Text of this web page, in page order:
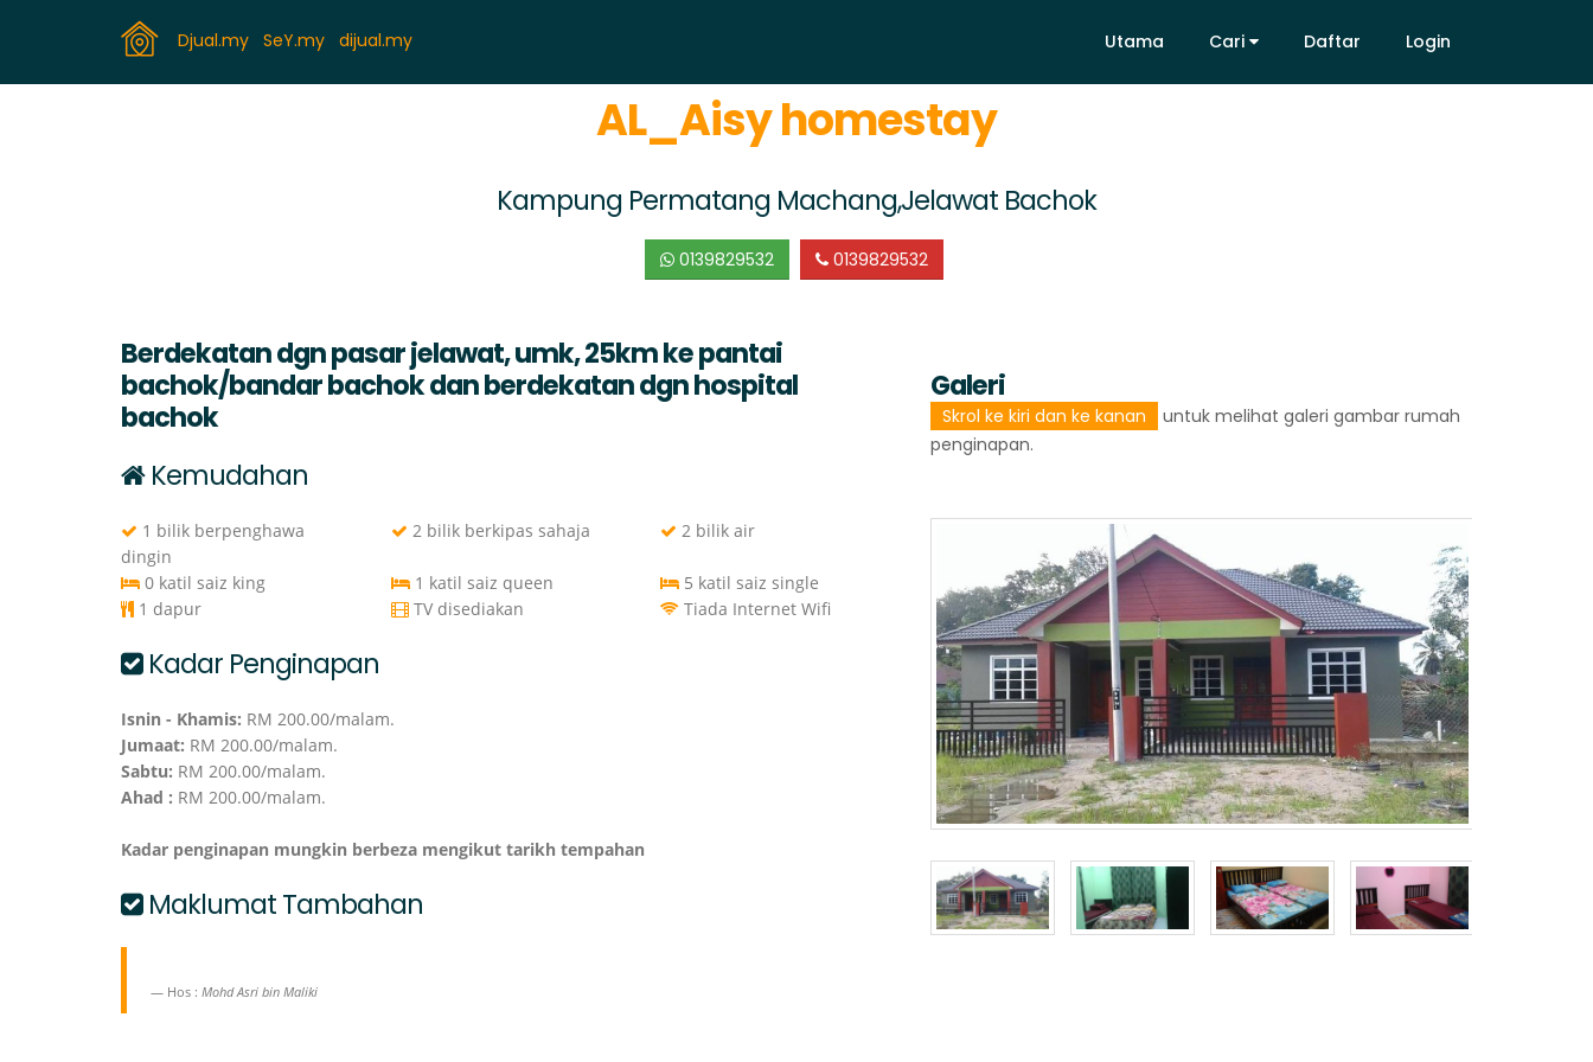
Djual.my SeY.my dijual.my Utama Cari Daftar Login
AL_Aisy homestay
Kampung Permatang Machang,Jelawat Bachok
0139829532 0139829532
Berdekatan dgn pasar jelawat, umk, 25km ke pantai
bachok/bandar bachok dan berdekatan dgn hospital
bachok
Kemudahan
1 bilik berpenghawa
dingin
2 bilik berkipas sahaja 2 bilik air
0 katil saiz king 1 katil saiz queen
5 katil saiz single
1 dapur
TV disediakan Tiada Internet Wifi
Kadar Penginapan
Isnin - Khamis: RM 200.00/malam.
Jumaat: RM 200.00/malam.
Sabtu: RM 200.00/malam.
Ahad : RM 200.00/malam.
Kadar penginapan mungkin berbeza mengikut tarikh tempahan
Maklumat Tambahan
Hos : Mohd Asri bin Maliki
Galeri
Skrol ke kiri dan ke kanan
untuk melihat galeri gambar rumah
penginapan.